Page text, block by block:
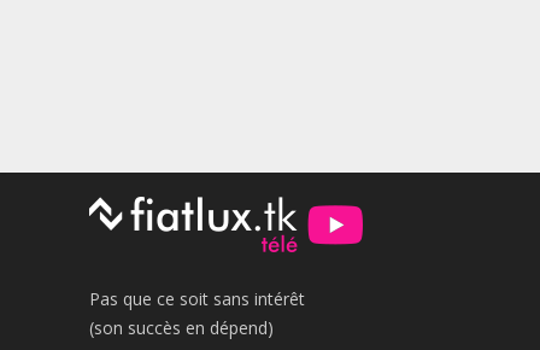
Pas que ce soit sans intérêt
(son succès en dépend)